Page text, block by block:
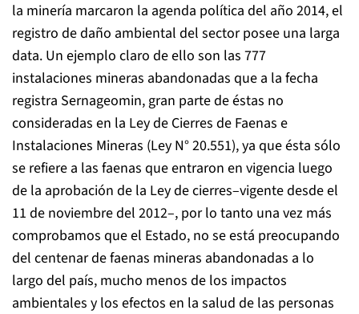
la minería marcaron la agenda política del año 2014, el
registro de daño ambiental del sector posee una larga
data. Un ejemplo claro de ello son las 777
instalaciones mineras abandonadas que a la fecha
registra Sernageomin, gran parte de éstas no
consideradas en la Ley de Cierres de Faenas e
Instalaciones Mineras (Ley N° 20.551), ya que ésta sólo
se refiere a las faenas que entraron en vigencia luego
de la aprobación de la Ley de cierres–vigente desde el
11 de noviembre del 2012–, por lo tanto una vez más
comprobamos que el Estado, no se está preocupando
del centenar de faenas mineras abandonadas a lo
largo del país, mucho menos de los impactos
ambientales y los efectos en la salud de las personas